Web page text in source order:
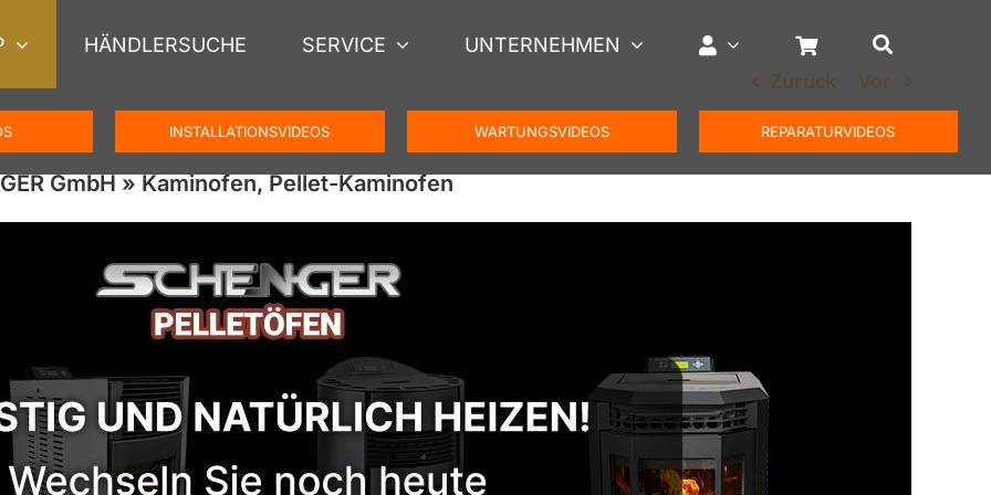
HÄNDLERSUCHE SERVICE UNTERNEHMEN
INSTALLATIONSVIDEOS WARTUNGSVIDEOS REPARATURVIDEOS
Zurück Vor
GmbH » Kaminofen, Pellet-Kaminofen